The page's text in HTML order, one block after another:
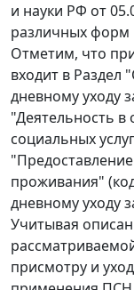
и науки РФ от
различных форм
Отметим, что
входит в Раздел
дневному уходу
"Деятельность в
социальных
проживания"
дневному уходу
Учитывая
присмотру и